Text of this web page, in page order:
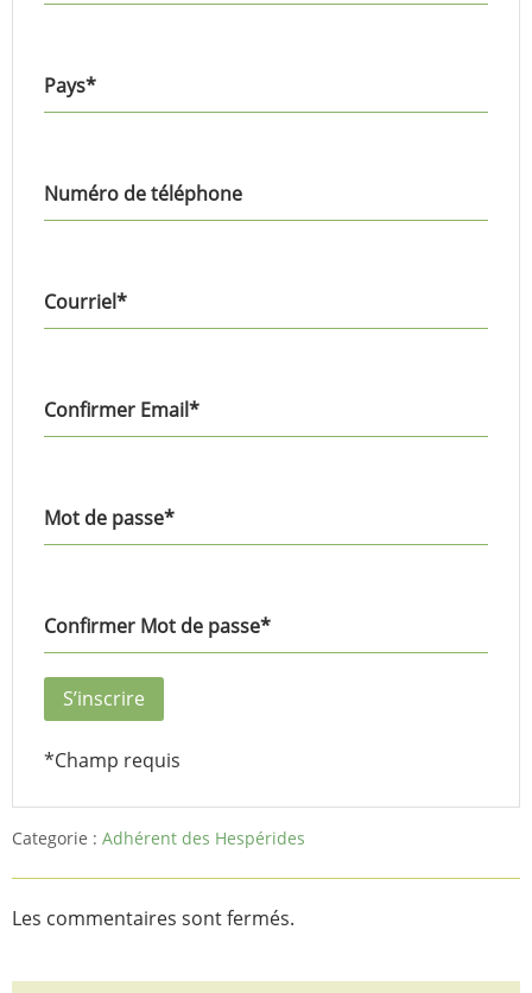
Pays*
Numéro de téléphone
Courriel*
Confirmer Email*
Mot de passe*
Confirmer Mot de passe*
*Champ requis
Categorie : Adhérent des Hespérides
Les commentaires sont fermés.